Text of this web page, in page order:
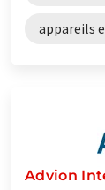
appareils
Advion